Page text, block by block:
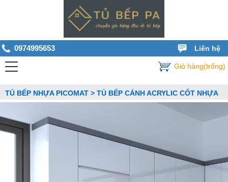
0974995653 Liên hệ
Giỏ hàng(trống)
TỦ BẾP NHỰA PICOMAT > TỦ BẾP CÁNH ACRYLIC CỐT NHỰA